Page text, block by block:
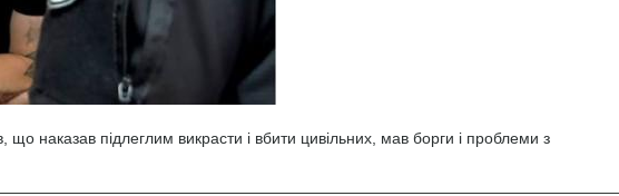
що наказав підлеглим викрасти і вбити цивільних, мав борги і проблеми з